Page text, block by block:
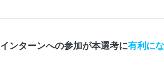
インターンへの参加が本選考に有利に